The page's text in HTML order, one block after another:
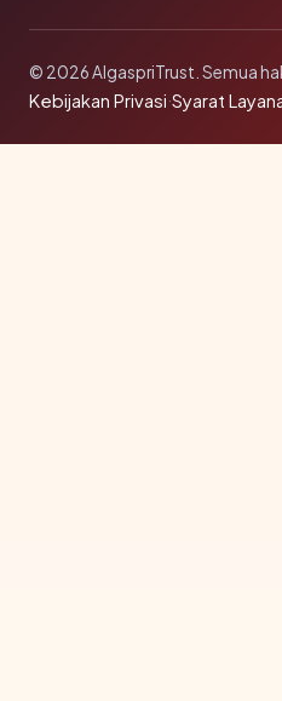
© 2026 AlgaspriTrust. Semua
Kebijakan Privasi·Syarat